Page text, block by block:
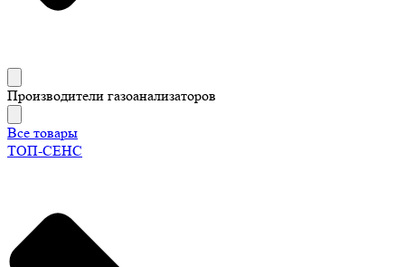
Производители газоанализаторов
Все товары
ТОП-СЕНС